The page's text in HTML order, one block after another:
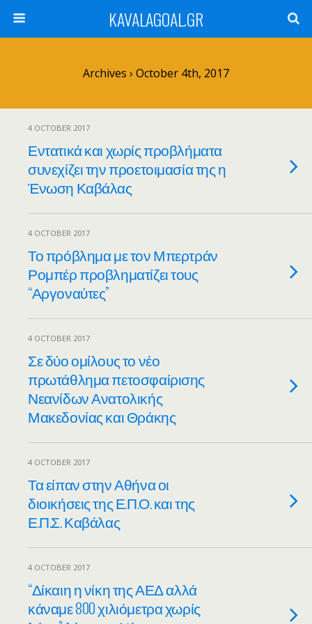
KAVALAGOAL.GR
Archives › October 4th, 2017
4 OCTOBER 2017
Εντατικά και χωρίς προβλήματα
συνεχίζει την προετοιμασία της η
Ένωση Καβάλας
4 OCTOBER 2017
Το πρόβλημα με τον Μπερτράν
Ρομπέρ προβληματίζει τους
“Αργοναύτες”
4 OCTOBER 2017
Σε δύο ομίλους το νέο
πρωτάθλημα πετοσφαίρισης
Νεανίδων Ανατολικής
Μακεδονίας και Θράκης
4 OCTOBER 2017
Τα είπαν στην Αθήνα οι
διοικήσεις της Ε.Π.Ο. και της
Ε.Π.Σ. Καβάλας
4 OCTOBER 2017
“Δίκαιη η νίκη της ΑΕΔ αλλά
κάναμε 800 χιλιόμετρα χωρίς